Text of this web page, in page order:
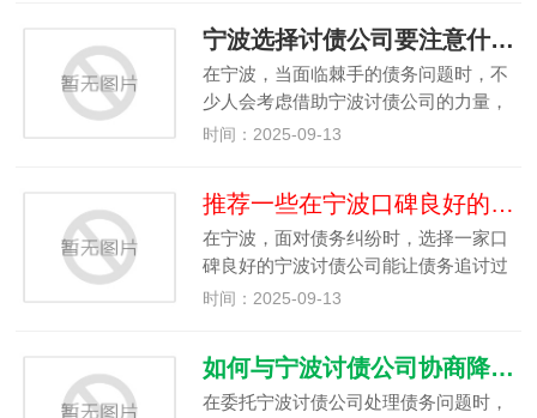
具体公司的业务范围和专业能力来判…
宁波选择讨债公司要注意什么？
在宁波，当面临棘手的债务问题时，不
少人会考虑借助宁波讨债公司的力量，
但市场上的宁波讨债公司资质参差不
时需格外谨慎，重点关注以下几个方
面…
时间：2025-09-13
推荐一些在宁波口碑良好的讨债公司
在宁波，面对债务纠纷时，选择一家口
碑良好的宁波讨债公司能让债务追讨过
程更顺利、更有保障。虽然具体公司名
以下从口碑维度为大家提供选择参考…
时间：2025-09-13
如何与宁波讨债公司协商降低收费标准？
在委托宁波讨债公司处理债务问题时，